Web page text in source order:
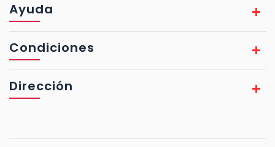
Ayuda
Condiciones
Dirección